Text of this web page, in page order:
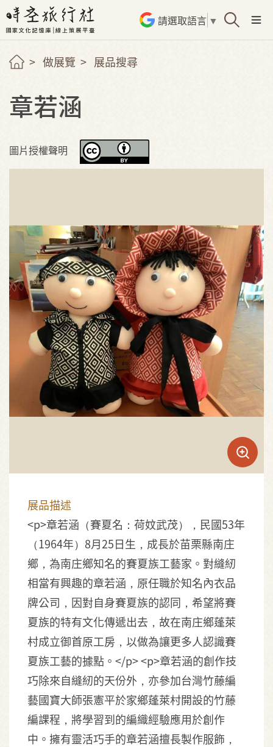
請選取語言 ▼
做展覽 展品搜尋
章若涵
圖片授權聲明
展品描述
<p>章若涵（賽夏名：荷妏武茂），民國53年
（1964年）8月25日生，成長於苗栗縣南庄
鄉，為南庄鄉知名的賽夏族工藝家。對縫紉
相當有興趣的章若涵，原任職於知名內衣品
牌公司，因對自身賽夏族的認同，希望將賽
夏族的特有文化傳遞出去，故在南庄鄉蓬萊
村成立御首原工房，以做為讓更多人認識賽
夏族工藝的據點。</p> <p>章若涵的創作技
巧除來自縫紉的天份外，亦參加台灣竹藤編
藝國寶大師張憲平於家鄉蓬萊村開設的竹藤
編課程，將學習到的編織經驗應用於創作
中。擁有靈活巧手的章若涵擅長製作服飾，